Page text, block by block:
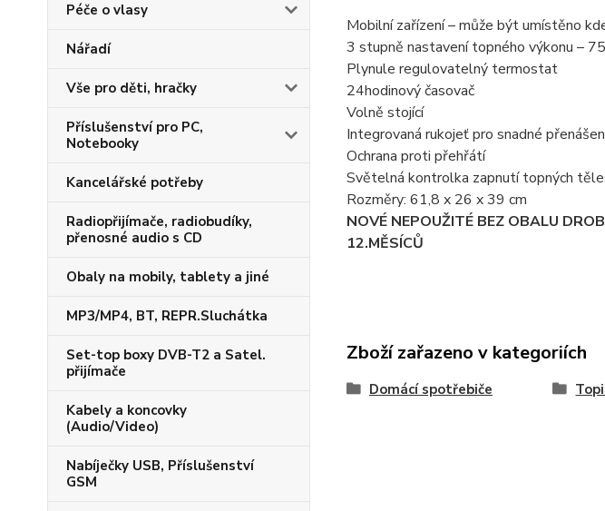
Péče o vlasy
Nářadí
Vše pro děti, hračky
Příslušenství pro PC,
Notebooky
Kancelářské potřeby
Radiopřijímače, radiobudíky,
přenosné audio s CD
Obaly na mobily, tablety a jiné
MP3/MP4, BT, REPR.Sluchátka
Set-top boxy DVB-T2 a Satel.
přijímače
Kabely a koncovky
(Audio/Video)
Nabíječky USB, Příslušenství
GSM
Mobilní zařízení – může být umístěno
3 stupně nastavení topného výkonu –
Plynule regulovatelný termostat
24hodinový časovač
Volně stojící
Integrovaná rukojeť pro snadné
Ochrana proti přehřátí
Světelná kontrolka zapnutí topných
Rozměry: 61,8 x 26 x 39 cm
NOVÉ NEPOUŽITÉ BEZ OBALU
12.MĚSÍCŮ
Zboží zařazeno v kategoriích
Domácí spotřebiče